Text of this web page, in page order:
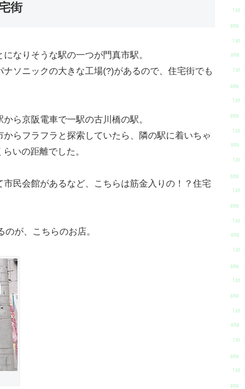
街
なりそうな駅の一つが門真市駅。
ソニックの大きな工場(?)があるので、住宅街でも
ら京阪電車で一駅の古川橋の駅。
らフラフラと探索していたら、隣の駅に着いちゃ
いの距離でした。
民会館があるなど、こちらは筋金入りの！？住宅
が、こちらのお店。